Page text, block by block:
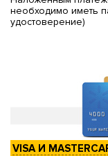
необходимо иметь
удостоверение)
VISA И